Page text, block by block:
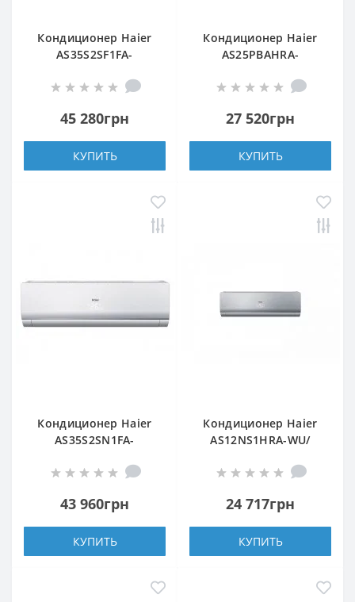
Кондиционер Haier
AS35S2SF1FA-
45 280грн
КУПИТЬ
Кондиционер Haier
AS25PBAHRA-
27 520грн
КУПИТЬ
Кондиционер Haier
AS35S2SN1FA-
43 960грн
КУПИТЬ
Кондиционер Haier
AS12NS1HRA-WU/
24 717грн
КУПИТЬ